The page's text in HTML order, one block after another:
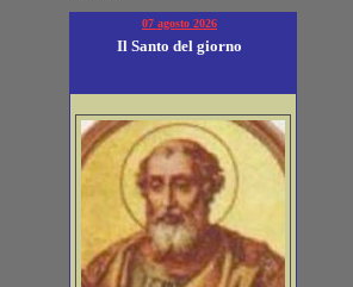
07 agosto 2026
Il Santo del giorno